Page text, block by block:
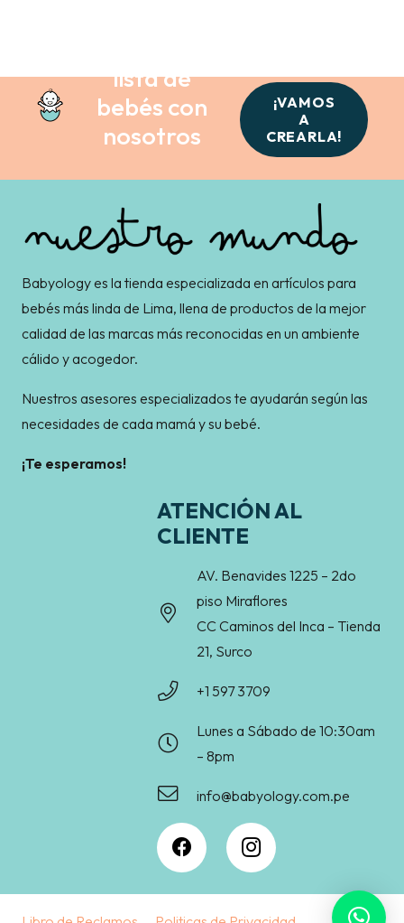
lista de
bebés con
nosotros
¡VAMOS
A
CREARLA!
Babyology es la tienda especializada en artículos para
bebés más linda de Lima, llena de productos de la mejor
calidad de las marcas más reconocidas en un ambiente
cálido y acogedor.
Nuestros asesores especializados te ayudarán según las
necesidades de cada mamá y su bebé.
¡Te esperamos!
ATENCIÓN AL
CLIENTE
AV. Benavides 1225 – 2do
piso Miraflores
CC Caminos del Inca – Tienda
21, Surco
+1 597 3709
Lunes a Sábado de 10:30am
– 8pm
info@babyology.com.pe